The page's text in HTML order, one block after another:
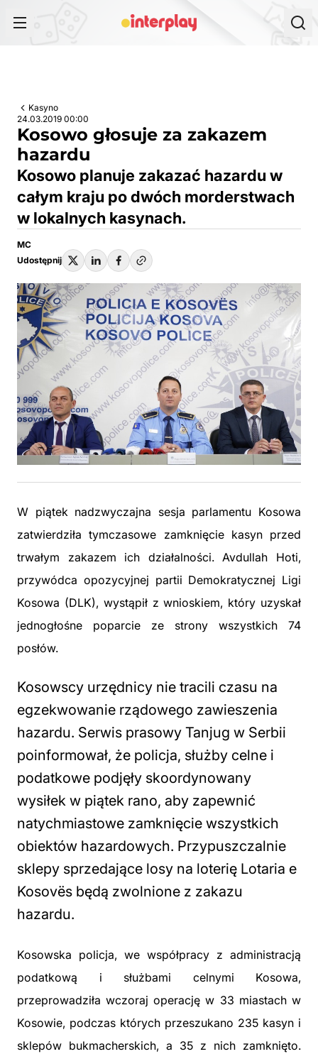
Kasyno
24.03.2019 00:00
Kosowo głosuje za zakazem
hazardu
Kosowo planuje zakazać hazardu w
całym kraju po dwóch morderstwach
w lokalnych kasynach.
MC
Udostępnij
W piątek nadzwyczajna sesja parlamentu Kosowa
zatwierdziła tymczasowe zamknięcie kasyn przed
trwałym zakazem ich działalności. Avdullah Hoti,
przywódca opozycyjnej partii Demokratycznej Ligi
Kosowa (DLK), wystąpił z wnioskiem, który uzyskał
jednogłośne poparcie ze strony wszystkich 74
posłów.
Kosowscy urzędnicy nie tracili czasu na
egzekwowanie rządowego zawieszenia
hazardu. Serwis prasowy Tanjug w Serbii
poinformował, że policja, służby celne i
podatkowe podjęły skoordynowany
wysiłek w piątek rano, aby zapewnić
natychmiastowe zamknięcie wszystkich
obiektów hazardowych. Przypuszczalnie
sklepy sprzedające losy na loterię Lotaria e
Kosovës będą zwolnione z zakazu
hazardu.
Kosowska policja, we współpracy z administracją
podatkową i służbami celnymi Kosowa,
przeprowadziła wczoraj operację w 33 miastach w
Kosowie, podczas których przeszukano 235 kasyn i
sklepów bukmacherskich, a 35 z nich zamknięto.